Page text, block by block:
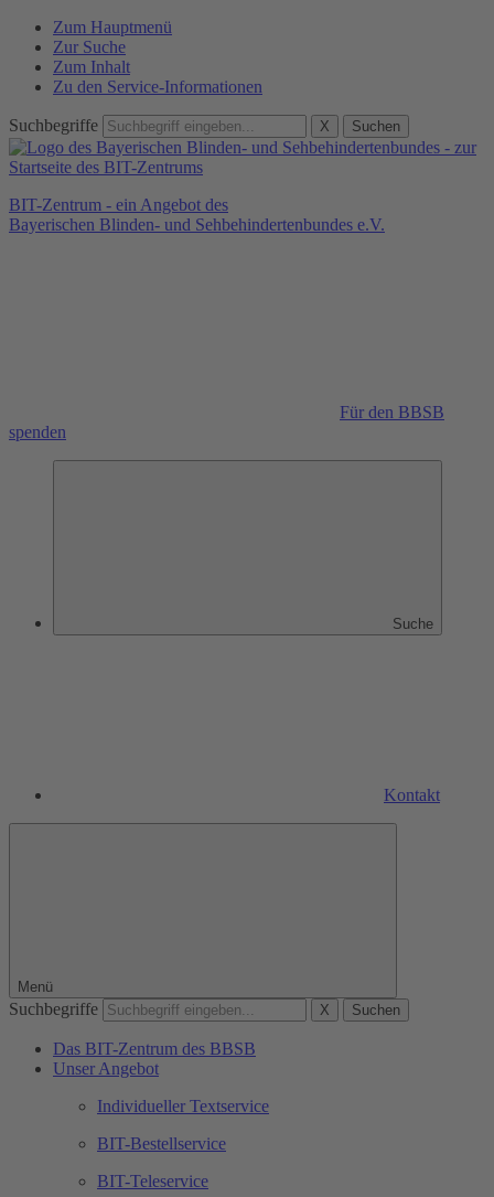
Zum Hauptmenü
Zur Suche
Zum Inhalt
Zu den Service-Informationen
Suchbegriffe X Suchen
BIT-Zentrum - ein Angebot des
Bayerischen Blinden- und Sehbehindertenbundes e.V.
Für den BBSB
spenden
Suche
Kontakt
Menü
Suchbegriffe X Suchen
Das BIT-Zentrum des BBSB
Unser Angebot
Individueller Textservice
BIT-Bestellservice
BIT-Teleservice